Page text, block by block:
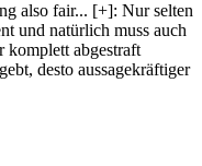
also fair... [+]: Nur selten
und natürlich muss auch
komplett abgestraft
desto aussagekräftiger